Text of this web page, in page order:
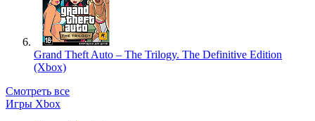
Grand Theft Auto – The Trilogy. The Definitive Edition
(Xbox)
Смотреть все
Игры Xbox